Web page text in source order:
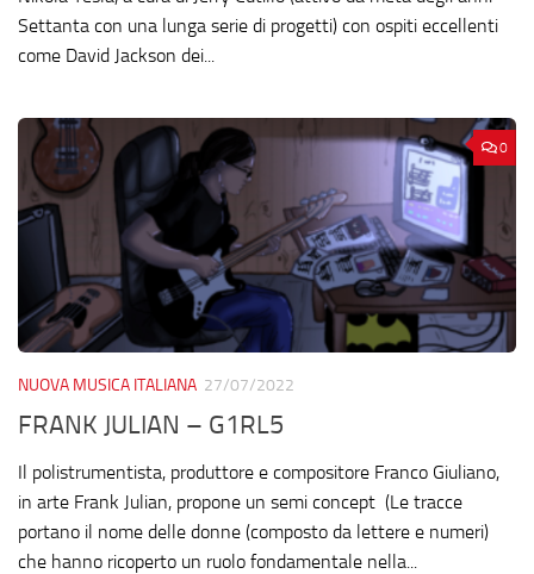
Settanta con una lunga serie di progetti) con ospiti eccellenti
come David Jackson dei...
0
NUOVA MUSICA ITALIANA 27/07/2022
FRANK JULIAN – G1RL5
Il polistrumentista, produttore e compositore Franco Giuliano,
in arte Frank Julian, propone un semi concept (Le tracce
portano il nome delle donne (composto da lettere e numeri)
che hanno ricoperto un ruolo fondamentale nella...